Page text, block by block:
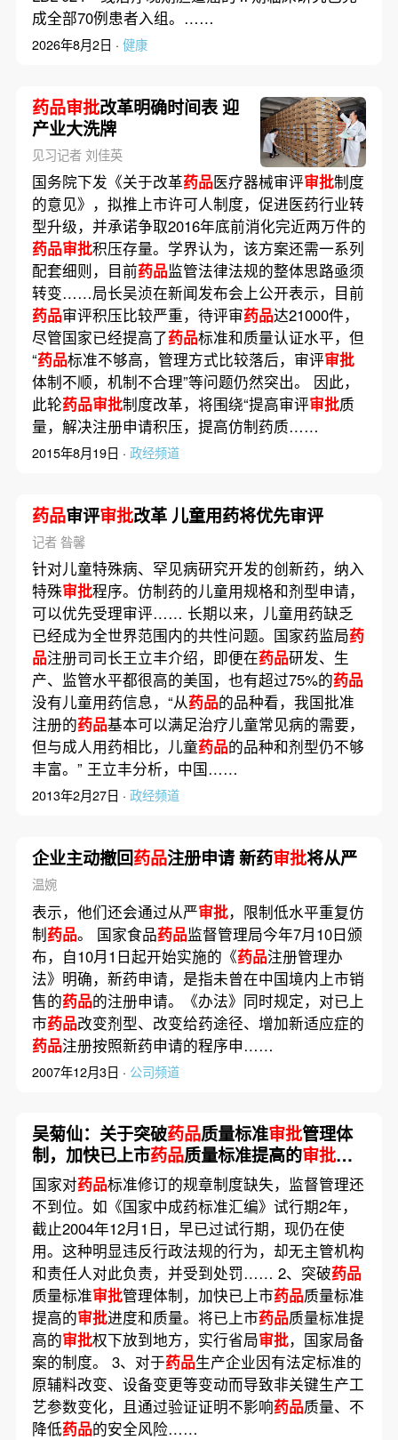
成全部70例患者入组。……
2026年8月2日 · 健康
药品审批改革明确时间表 迎
产业大洗牌
见习记者 刘佳英
国务院下发《关于改革药品医疗器械审评审批制度
的意见》，拟推上市许可人制度，促进医药行业转
型升级，并承诺争取2016年底前消化完近两万件的
药品审批积压存量。学界认为，该方案还需一系列
配套细则，目前药品监管法律法规的整体思路亟须
转变……局长吴浈在新闻发布会上公开表示，目前
药品审评积压比较严重，待评审药品达21000件，
尽管国家已经提高了药品标准和质量认证水平，但
“药品标准不够高，管理方式比较落后，审评审批
体制不顺，机制不合理”等问题仍然突出。 因此，
此轮药品审批制度改革，将围绕“提高审评审批质
量，解决注册申请积压，提高仿制药质……
2015年8月19日 · 政经频道
药品审评审批改革 儿童用药将优先审评
记者 昝馨
针对儿童特殊病、罕见病研究开发的创新药，纳入
特殊审批程序。仿制药的儿童用规格和剂型申请，
可以优先受理审评…… 长期以来，儿童用药缺乏
已经成为全世界范围内的共性问题。国家药监局药
品注册司司长王立丰介绍，即便在药品研发、生
产、监管水平都很高的美国，也有超过75%的药品
没有儿童用药信息，“从药品的品种看，我国批准
注册的药品基本可以满足治疗儿童常见病的需要，
但与成人用药相比，儿童药品的品种和剂型仍不够
丰富。” 王立丰分析，中国……
2013年2月27日 · 政经频道
企业主动撤回药品注册申请 新药审批将从严
温婉
表示，他们还会通过从严审批，限制低水平重复仿
制药品。 国家食品药品监督管理局今年7月10日颁
布，自10月1日起开始实施的《药品注册管理办
法》明确，新药申请，是指未曾在中国境内上市销
售的药品的注册申请。《办法》同时规定，对已上
市药品改变剂型、改变给药途径、增加新适应症的
药品注册按照新药申请的程序申……
2007年12月3日 · 公司频道
吴菊仙：关于突破药品质量标准审批管理体
制，加快已上市药品质量标准提高的审批进
度和质量的提案
国家对药品标准修订的规章制度缺失，监督管理还
不到位。如《国家中成药标准汇编》试行期2年，
截止2004年12月1日，早已过试行期，现仍在使
用。这种明显违反行政法规的行为，却无主管机构
和责任人对此负责，并受到处罚…… 2、突破药品
质量标准审批管理体制，加快已上市药品质量标准
提高的审批进度和质量。将已上市药品质量标准提
高的审批权下放到地方，实行省局审批，国家局备
案的制度。 3、对于药品生产企业因有法定标准的
原辅料改变、设备变更等变动而导致非关键生产工
艺参数变化，且通过验证证明不影响药品质量、不
降低药品的安全风险……